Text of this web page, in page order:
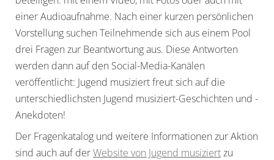
einer Audioaufnahme. Nach einer kurzen persönlichen
Vorstellung suchen Teilnehmende sich aus einem Pool
drei Fragen zur Beantwortung aus. Diese Antworten
werden dann auf den Social-Media-Kanälen
veröffentlicht: Jugend musiziert freut sich auf die
unterschiedlichsten Jugend musiziert-Geschichten und -
Anekdoten!
Der Fragenkatalog und weitere Informationen zur Aktion
sind auch auf derWebsite von Jugend musiziertzu